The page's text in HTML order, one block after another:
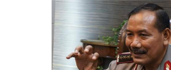
Surat Telegram
Komjen Agus
Humas Polres Manggarai Barat